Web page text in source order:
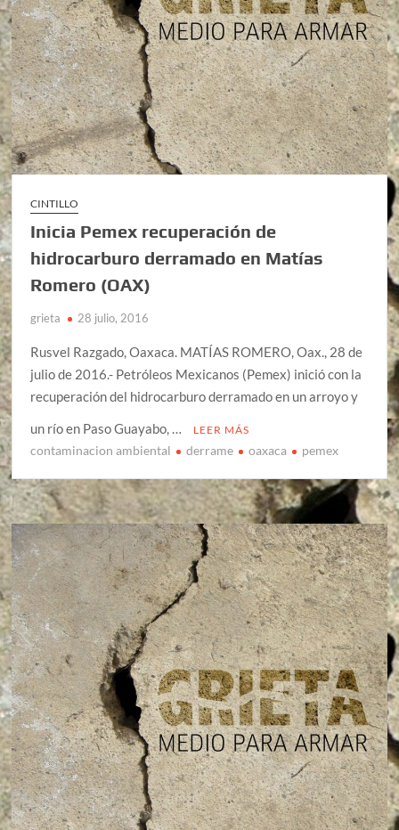
CINTILLO
Inicia Pemex recuperación de
hidrocarburo derramado en Matías
Romero (OAX)
grieta 28 julio, 2016
Rusvel Razgado, Oaxaca. MATÍAS ROMERO, Oax., 28 de
julio de 2016.- Petróleos Mexicanos (Pemex) inició con la
recuperación del hidrocarburo derramado en un arroyo y
un río en Paso Guayabo, …
LEER MÁS
contaminacion ambiental derrame oaxaca pemex